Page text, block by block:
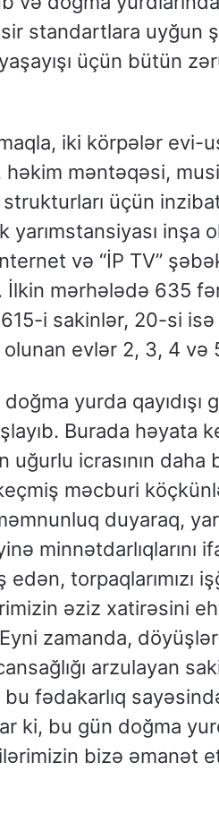
standartlara uyğun
üçün bütün
iki körpələr evi-
həkim məntəqəsi,
üçün
yarımstansiyası inşa
və “İP TV”
mərhələdə 635
i sakinlər, 20-si
evlər 2, 3, 4 və
yurda qayıdışı
Burada həyata
uğurlu icrasının
məcburi
duyaraq,
minnətdarlıqlarını
torpaqlarımızı
əziz xatirəsini
zamanda,
arzulayan
fədakarlıq
ki, bu gün doğma
bizə əmanət